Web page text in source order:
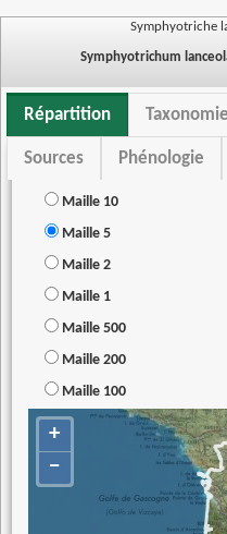
Symphyotriche
Symphyotrichum
Répartition Taxonomie
Sources Phénologie
Maille 10
Maille 5
Maille 2
Maille 1
Maille 500
Maille 200
Maille 100
+
−